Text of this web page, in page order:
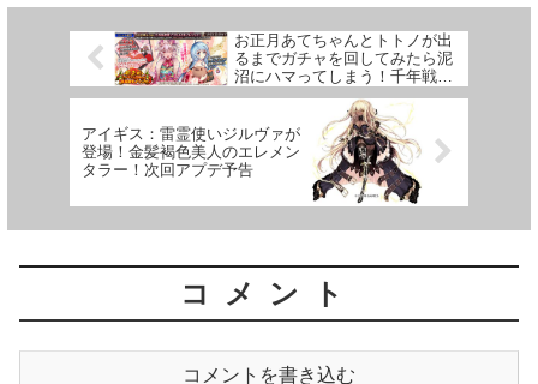
お正月あてちゃんとトトノが出
るまでガチャを回してみたら泥
沼にハマってしまう！千年戦争
アイギス
アイギス：雷霊使いジルヴァが
登場！金髪褐色美人のエレメン
タラー！次回アプデ予告
コメント
コメントを書き込む